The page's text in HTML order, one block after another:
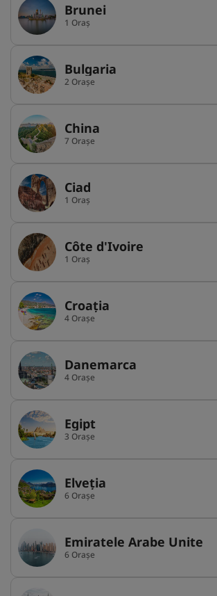
Brunei
1 Oraș
Bulgaria
2 Orașe
China
7 Orașe
Ciad
1 Oraș
Côte d'Ivoire
1 Oraș
Croația
4 Orașe
Danemarca
4 Orașe
Egipt
3 Orașe
Elveția
6 Orașe
Emiratele Arabe Unite
6 Orașe